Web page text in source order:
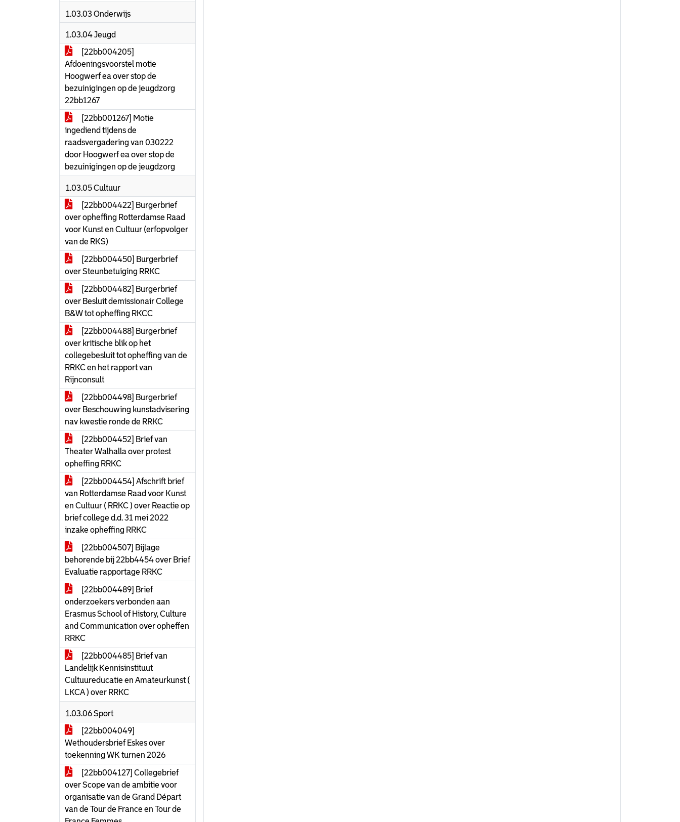
1.03.03 Onderwijs
1.03.04 Jeugd
[22bb004205]
Afdoeningsvoorstel motie
Hoogwerf ea over stop de
bezuinigingen op de jeugdzorg
22bb1267
[22bb001267] Motie
ingediend tijdens de
raadsvergadering van 030222
door Hoogwerf ea over stop de
bezuinigingen op de jeugdzorg
1.03.05 Cultuur
[22bb004422] Burgerbrief
over opheffing Rotterdamse Raad
voor Kunst en Cultuur (erfopvolger
van de RKS)
[22bb004450] Burgerbrief
over Steunbetuiging RRKC
[22bb004482] Burgerbrief
over Besluit demissionair College
B&W tot opheffing RKCC
[22bb004488] Burgerbrief
over kritische blik op het
collegebesluit tot opheffing van de
RRKC en het rapport van
Rijnconsult
[22bb004498] Burgerbrief
over Beschouwing kunstadvisering
nav kwestie ronde de RRKC
[22bb004452] Brief van
Theater Walhalla over protest
opheffing RRKC
[22bb004454] Afschrift brief
van Rotterdamse Raad voor Kunst
en Cultuur ( RRKC ) over Reactie op
brief college d.d. 31 mei 2022
inzake opheffing RRKC
[22bb004507] Bijlage
behorende bij 22bb4454 over Brief
Evaluatie rapportage RRKC
[22bb004489] Brief
onderzoekers verbonden aan
Erasmus School of History, Culture
and Communication over opheffen
RRKC
[22bb004485] Brief van
Landelijk Kennisinstituut
Cultuureducatie en Amateurkunst (
LKCA ) over RRKC
1.03.06 Sport
[22bb004049]
Wethoudersbrief Eskes over
toekenning WK turnen 2026
[22bb004127] Collegebrief
over Scope van de ambitie voor
organisatie van de Grand Départ
van de Tour de France en Tour de